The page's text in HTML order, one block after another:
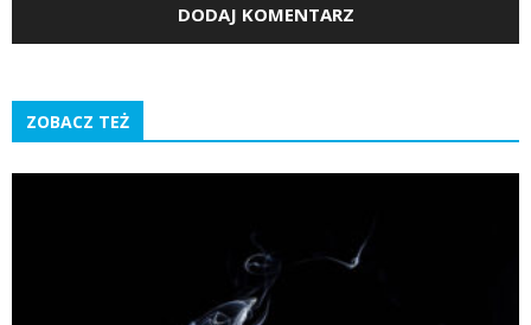
ZOBACZ TEŻ